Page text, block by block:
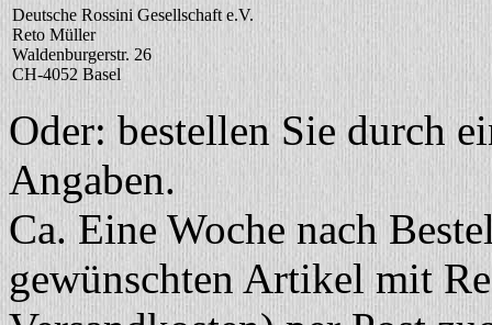
Deutsche Rossini Gesellschaft e.V.
Reto Müller
Waldenburgerstr. 26
CH-4052 Basel
Oder: bestellen Sie durch
Angaben.
Ca. Eine Woche nach
gewünschten Artikel mit